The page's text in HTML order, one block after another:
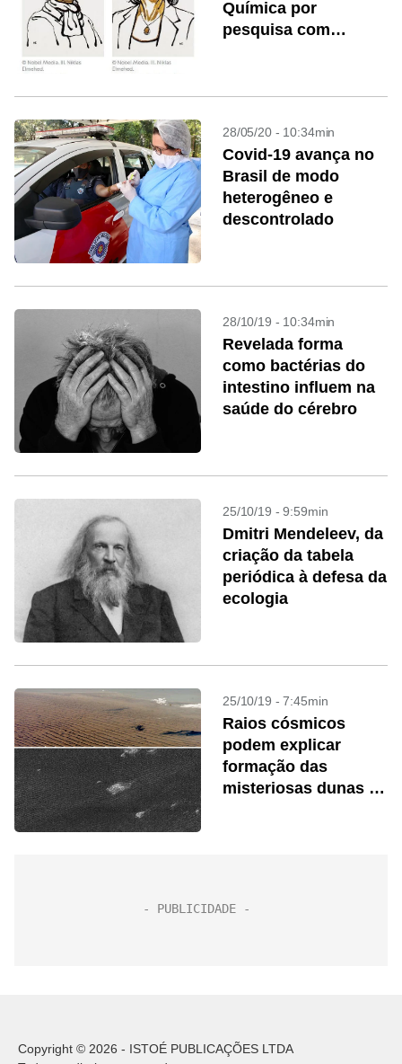
Química por
pesquisa com
28/05/20 - 10:34min
Covid-19 avança no
Brasil de modo
heterogêneo e
descontrolado
28/10/19 - 10:34min
Revelada forma
como bactérias do
intestino influem na
saúde do cérebro
25/10/19 - 9:59min
Dmitri Mendeleev, da
criação da tabela
periódica à defesa da
ecologia
25/10/19 - 7:45min
Raios cósmicos
podem explicar
formação das
misteriosas dunas de
Copyright © 2026 - ISTOÉ PUBLICAÇÕES LTDA